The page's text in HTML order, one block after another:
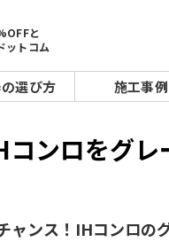
と
ットコム
選び方 施工事例
コンロをグ
ャンス！IHコンロの